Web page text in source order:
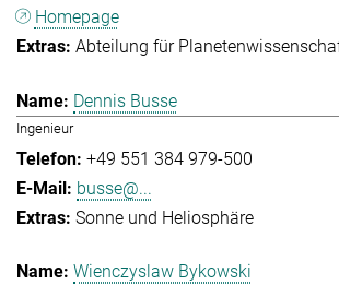
Homepage
Abteilung für
Dennis Busse
Ingenieur
+49 551 384 979-500
busse@...
Sonne und Heliosphäre
Wienczyslaw Bykowski